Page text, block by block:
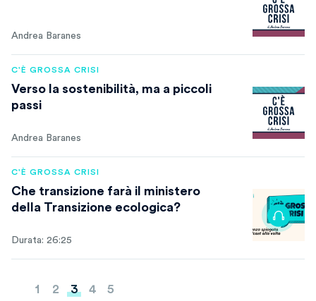
Andrea Baranes
C'È GROSSA CRISI
Verso la sostenibilità, ma a piccoli
passi
Andrea Baranes
C'È GROSSA CRISI
Che transizione farà il ministero
della Transizione ecologica?
Durata: 26:25
Paginazione
1 2 3 4 5